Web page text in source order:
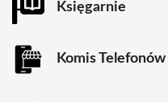
Księgarnie
Komis Telefonów